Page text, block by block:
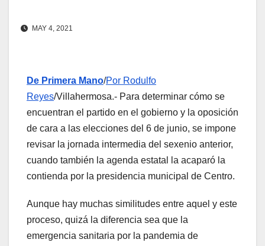
MAY 4, 2021
De Primera Mano/Por Rodulfo
Reyes/Villahermosa.- Para determinar cómo se
encuentran el partido en el gobierno y la oposición
de cara a las elecciones del 6 de junio, se impone
revisar la jornada intermedia del sexenio anterior,
cuando también la agenda estatal la acaparó la
contienda por la presidencia municipal de Centro.
Aunque hay muchas similitudes entre aquel y este
proceso, quizá la diferencia sea que la
emergencia sanitaria por la pandemia de